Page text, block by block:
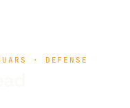
· DEFENSE